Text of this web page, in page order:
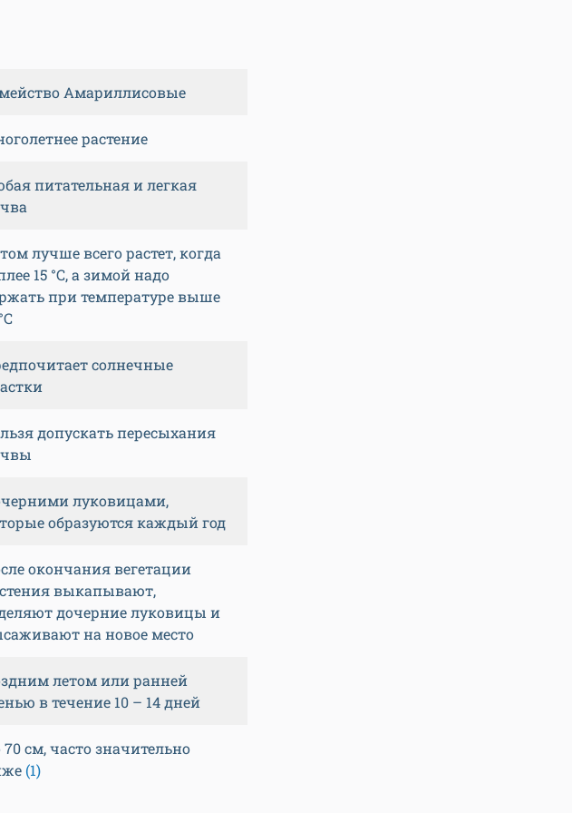
Амариллисовые
растение
питательная и легкая
лучше всего растет, когда
15 °С, а зимой надо
при температуре выше
солнечные
допускать пересыхания
луковицами,
образуются каждый год
окончания вегетации
выкапывают,
дочерние луковицы и
на новое место
летом или ранней
в течение 10 – 14 дней
см, часто значительно
(1)